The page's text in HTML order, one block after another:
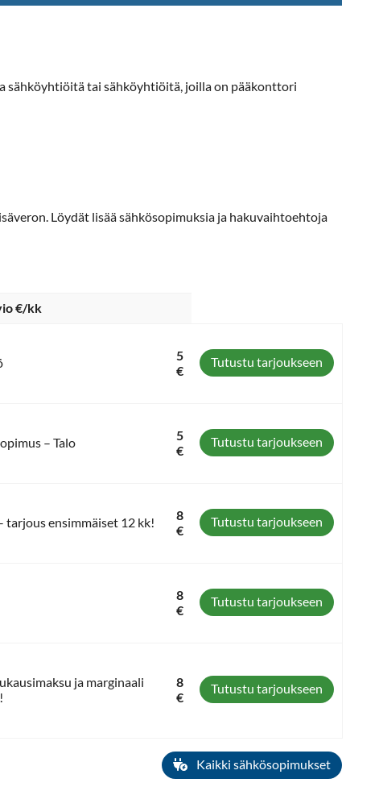
sähköyhtiöitä tai sähköyhtiöitä, joilla on pääkonttori
Löydät lisää sähkösopimuksia ja hakuvaihtoehtoja
€/kk
5
€
Tutustu tarjoukseen
– Talo
5
€
Tutustu tarjoukseen
tarjous ensimmäiset 12 kk!
8
€
Tutustu tarjoukseen
8
€
Tutustu tarjoukseen
ja marginaali
8
€
Tutustu tarjoukseen
Kaikki sähkösopimukset